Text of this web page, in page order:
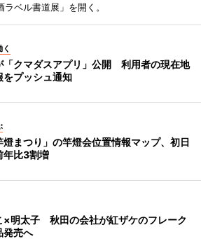
ベル書道展」を開く。
「クマダスアプリ」公開 利用者の現在地
をプッシュ通知
燈まつり」の竿燈会位置情報マップ、初日
年比3割増
×明太子 秋田の会社が紅ザケのフレーク
発売へ